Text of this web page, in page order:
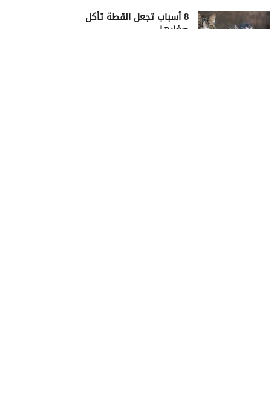
8 أسباب تجعل القطة تأكل
صغارها